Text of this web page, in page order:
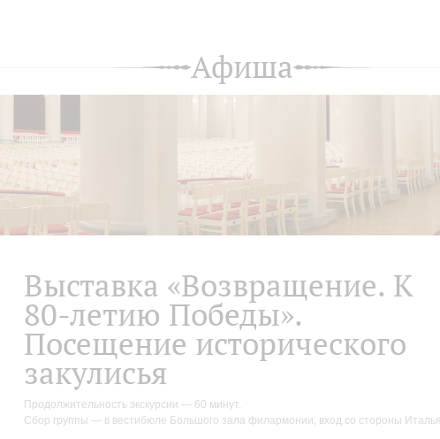
Афиша
Выставка «Возвращение. К
80-летию Победы».
Посещение исторического
закулисья
Продолжительность экскурсии — 60 минут.
Сбор группы — в вестибюле Большого зала филармонии, вход со стороны